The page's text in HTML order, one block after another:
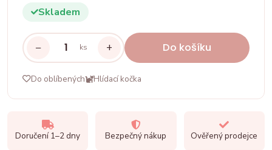
Skladem
− ks + Do košíku
Do oblíbených Hlídací kočka
Doručení 1–2 dny Bezpečný nákup Ověřený prodejce